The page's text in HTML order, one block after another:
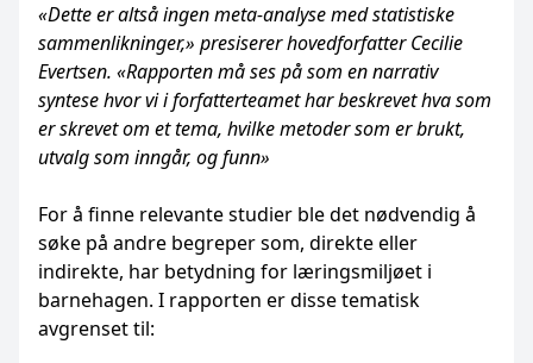
«Dette er altså ingen meta-analyse med statistiske
sammenlikninger,» presiserer hovedforfatter Cecilie
Evertsen. «Rapporten må ses på som en narrativ
syntese hvor vi i forfatterteamet har beskrevet hva som
er skrevet om et tema, hvilke metoder som er brukt,
utvalg som inngår, og funn»
For å finne relevante studier ble det nødvendig å
søke på andre begreper som, direkte eller
indirekte, har betydning for læringsmiljøet i
barnehagen. I rapporten er disse tematisk
avgrenset til: